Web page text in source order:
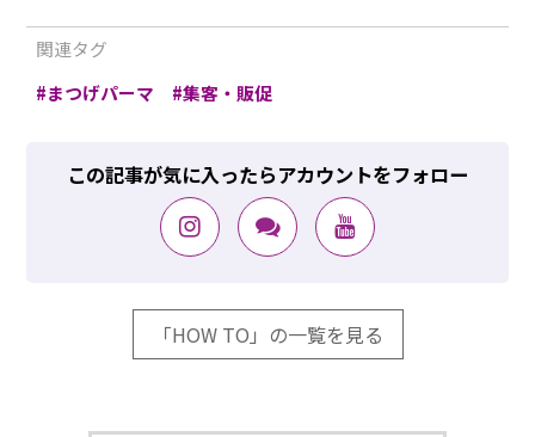
関連タグ
まつげパーマ
集客・販促
この記事が気に入ったらアカウントをフォロー
「HOW TO」の一覧を見る